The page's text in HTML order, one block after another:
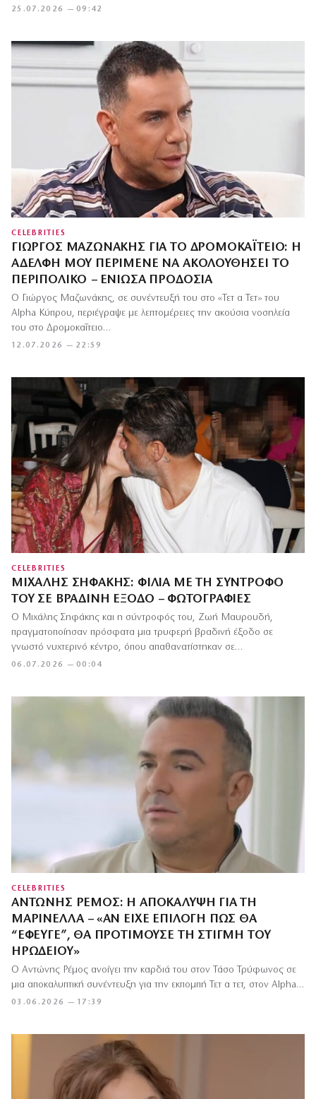
25.07.2026 — 09:42
CELEBRITIES
ΓΙΏΡΓΟΣ ΜΑΖΩΝΆΚΗΣ ΓΙΑ ΤΟ ΔΡΟΜΟΚΑΪ́ΤΕΙΟ: Η
ΑΔΕΛΦΉ ΜΟΥ ΠΕΡΊΜΕΝΕ ΝΑ ΑΚΟΛΟΥΘΉΣΕΙ ΤΟ
ΠΕΡΙΠΟΛΙΚΌ – ΈΝΙΩΣΑ ΠΡΟΔΟΣΊΑ
12.07.2026 — 22:59
Ο Γιώργος Μαζωνάκης, σε συνέντευξή του στο «Τετ α Τετ» του
Alpha Κύπρου, περιέγραψε με λεπτομέρειες την ακούσια νοσηλεία
του στο Δρομοκαΐτειο…
CELEBRITIES
ΜΙΧΆΛΗΣ ΣΗΦΆΚΗΣ: ΦΙΛΙΆ ΜΕ ΤΗ ΣΎΝΤΡΟΦΌ
ΤΟΥ ΣΕ ΒΡΑΔΙΝΉ ΈΞΟΔΟ – ΦΩΤΟΓΡΑΦΊΕΣ
06.07.2026 — 00:04
Ο Μιχάλης Σηφάκης και η σύντροφός του, Ζωή Μαυρουδή,
πραγματοποίησαν πρόσφατα μια τρυφερή βραδινή έξοδο σε
γνωστό νυχτερινό κέντρο, όπου απαθανατίστηκαν σε…
CELEBRITIES
ΑΝΤΏΝΗΣ ΡΈΜΟΣ: Η ΑΠΟΚΆΛΥΨΗ ΓΙΑ ΤΗ
ΜΑΡΙΝΈΛΛΑ – «ΑΝ ΕΊΧΕ ΕΠΙΛΟΓΉ ΠΏΣ ΘΑ
“ΈΦΕΥΓΕ”, ΘΑ ΠΡΟΤΙΜΟΎΣΕ ΤΗ ΣΤΙΓΜΉ ΤΟΥ
ΗΡΩΔΕΊΟΥ»
03.06.2026 — 17:39
Ο Αντώνης Ρέμος ανοίγει την καρδιά του στον Τάσο Τρύφωνος σε
μια αποκαλυπτική συνέντευξη για την εκπομπή Τετ α τετ, στον Alpha…